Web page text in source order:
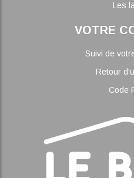
Les
VOTRE
Suivi de
Retour
Code